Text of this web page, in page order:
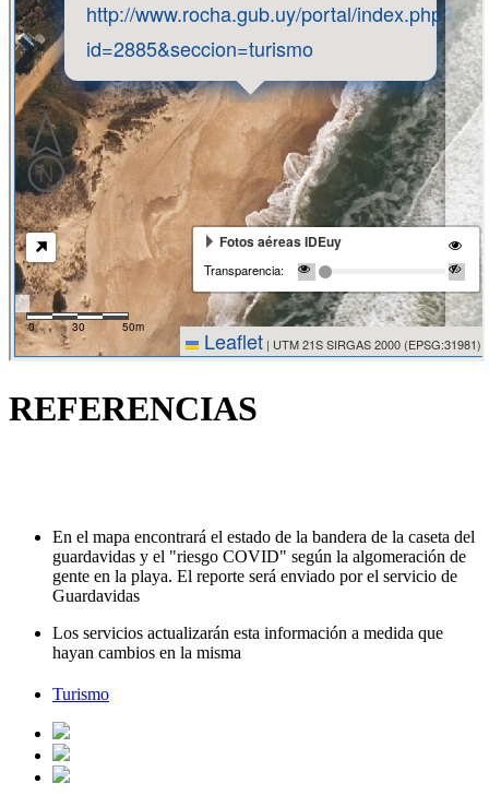
REFERENCIAS
En el mapa encontrará el estado de la bandera de la caseta del
guardavidas y el "riesgo COVID" según la algomeración de
gente en la playa. El reporte será enviado por el servicio de
Guardavidas
Los servicios actualizarán esta información a medida que
hayan cambios en la misma
Turismo